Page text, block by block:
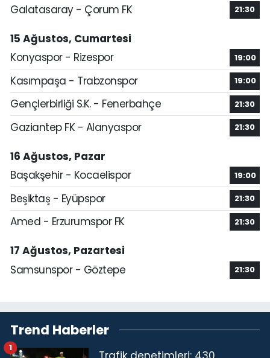
Galatasaray - Çorum FK 21:30
15 Ağustos, Cumartesi
Konyaspor - Rizespor
19:00
Kasımpaşa - Trabzonspor 19:00
Gençlerbirliği S.K. - Fenerbahçe 21:30
Gaziantep FK - Alanyaspor 21:30
16 Ağustos, Pazar
Başakşehir - Kocaelispor
19:00
Beşiktaş - Eyüpspor 21:30
Amed - Erzurumspor FK 21:30
17 Ağustos, Pazartesi
Samsunspor - Göztepe
21:30
Trend Haberler
1